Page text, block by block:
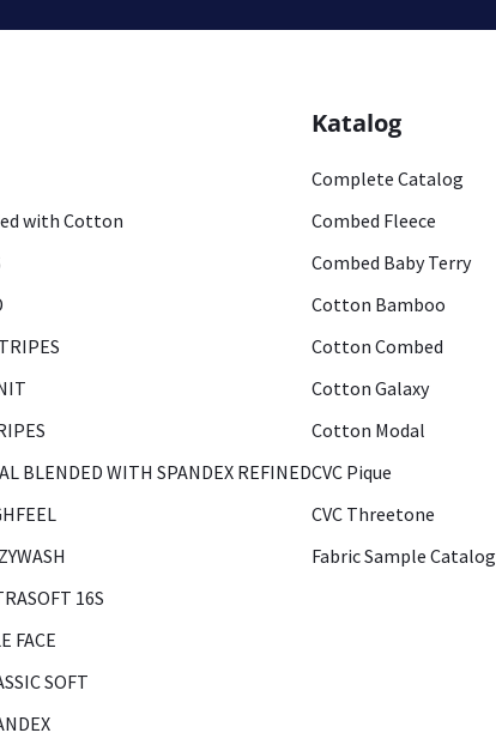
with Cotton
BLENDED WITH SPANDEX REFINED
16S
FACE
SOFT
Katalog
Complete Catalog
Combed Fleece
Combed Baby Terry
Cotton Bamboo
Cotton Combed
Cotton Galaxy
Cotton Modal
CVC Pique
CVC Threetone
Fabric Sample Catalog